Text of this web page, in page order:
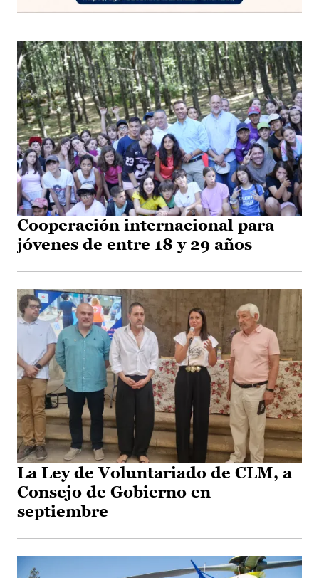
Cooperación internacional para
jóvenes de entre 18 y 29 años
La Ley de Voluntariado de CLM, a
Consejo de Gobierno en
septiembre